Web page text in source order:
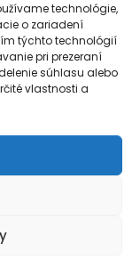
technológie,
o zariadení
týchto technológií
pri prezeraní
súhlasu alebo
vlastnosti a